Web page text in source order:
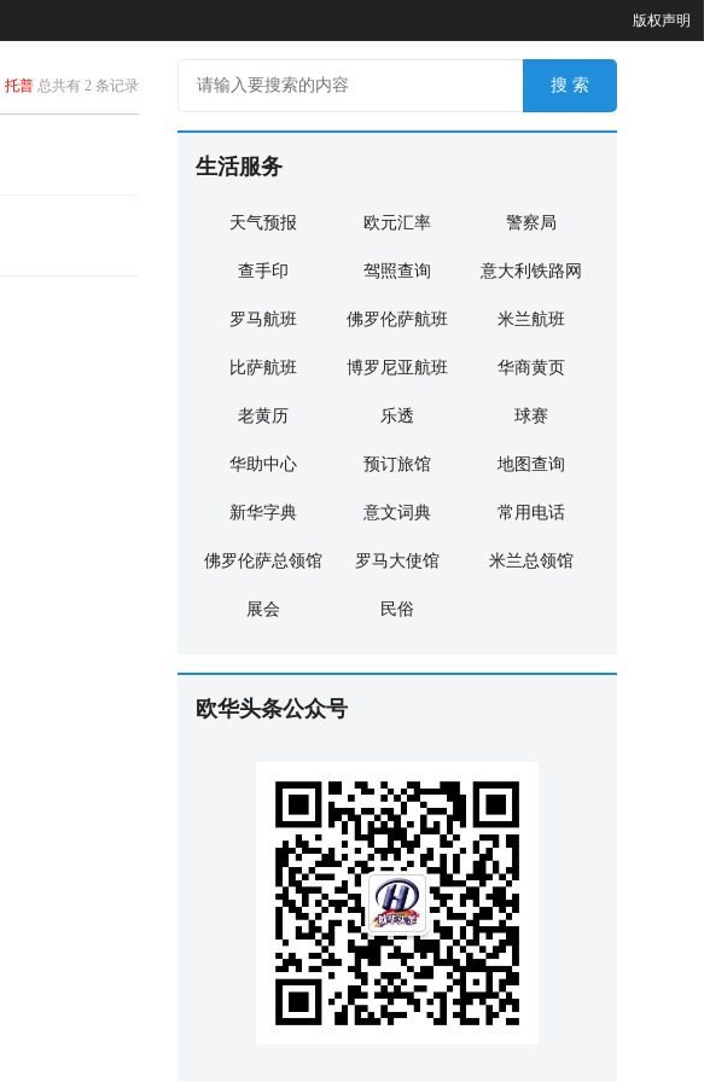
版权声明
生活服务
天气预报 欧元汇率 警察局
查手印 驾照查询 意大利铁路网
罗马航班 佛罗伦萨航班 米兰航班
比萨航班 博罗尼亚航班 华商黄页
老黄历 乐透 球赛
华助中心 预订旅馆 地图查询
新华字典 意文词典 常用电话
佛罗伦萨总领馆 罗马大使馆 米兰总领馆
展会 民俗
欧华头条公众号
托普 总共有 2 条记录